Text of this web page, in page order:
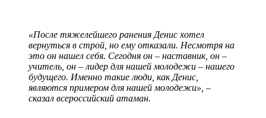
«После тяжелейшего ранения Денис хотел
вернуться в строй, но ему отказали. Несмотря на
это он нашел себя. Сегодня он – наставник, он –
учитель, он – лидер для нашей молодежи – нашего
будущего. Именно такие люди, как Денис,
являются примером для нашей молодежи», –
сказал всероссийский атаман.